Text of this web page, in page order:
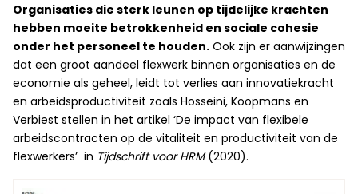
Organisaties die sterk leunen op tijdelijke krachten
hebben moeite betrokkenheid en sociale cohesie
onder het personeel te houden. Ook zijn er aanwijzingen
dat een groot aandeel flexwerk binnen organisaties en de
economie als geheel, leidt tot verlies aan innovatiekracht
en arbeidsproductiviteit zoals Hosseini, Koopmans en
Verbiest stellen in het artikel ‘De impact van flexibele
arbeidscontracten op de vitaliteit en productiviteit van de
flexwerkers’ in Tijdschrift voor HRM(2020).